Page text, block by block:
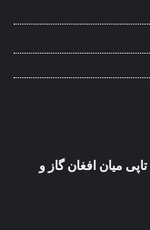
میان افغان گاز و